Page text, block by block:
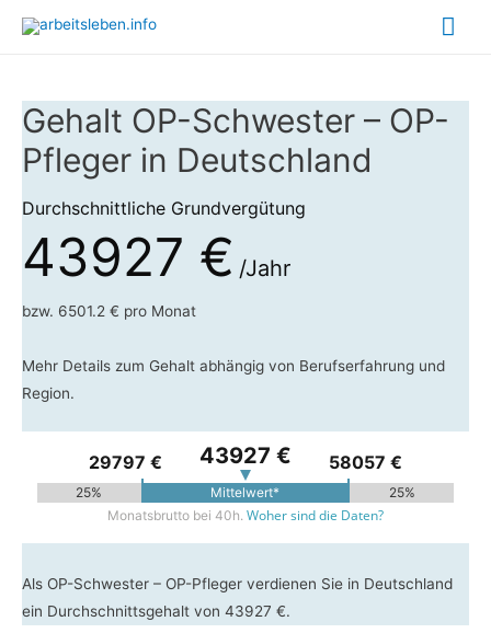
Gehalt OP-Schwester – OP-
Pfleger in Deutschland
Durchschnittliche Grundvergütung
43927 € /Jahr
bzw. 6501.2 € pro Monat
Mehr Details zum Gehalt abhängig von Berufserfahrung und
Region.
29797 € 43927 € 58057 €
25% Mittelwert*
25%
Monatsbrutto bei 40h. Woher sind die Daten?
Als OP-Schwester – OP-Pfleger verdienen Sie in Deutschland
ein Durchschnittsgehalt von 43927 €.